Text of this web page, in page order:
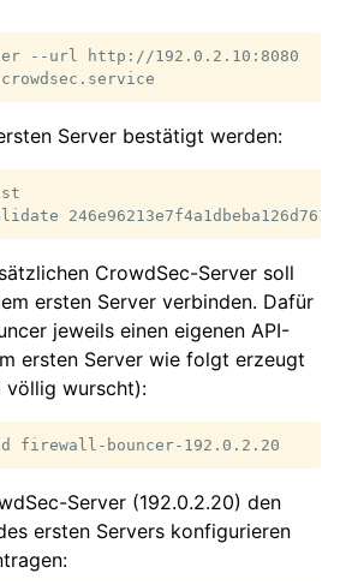
--url
http://192.0.2.10:8080
Server bestätigt werden:
CrowdSec-Server soll
ersten Server verbinden. Dafür
jeweils einen eigenen API-
ersten Server wie folgt erzeugt
völlig wurscht):
Server (192.0.2.20) den
ersten Servers konfigurieren